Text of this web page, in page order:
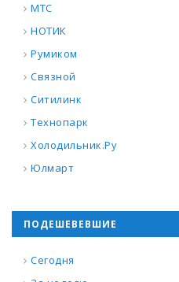
МТС
НОТИК
Румиком
Связной
Ситилинк
Технопарк
Холодильник.Ру
Юлмарт
ПОДЕШЕВЕВШИЕ
Сегодня